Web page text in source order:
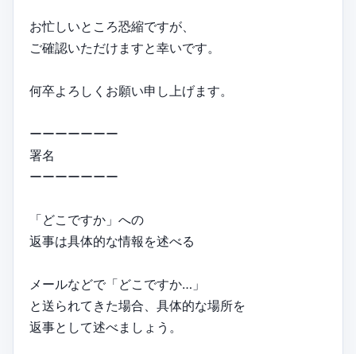
お忙しいところ恐縮ですが、
ご確認いただけますと幸いです。
何卒よろしくお願い申し上げます。
ーーーーーーー
署名
ーーーーーーー
「どこですか」への
返事は具体的な情報を述べる
メールなどで「どこですか…」
と送られてきた場合、具体的な場所を
返事として述べましょう。